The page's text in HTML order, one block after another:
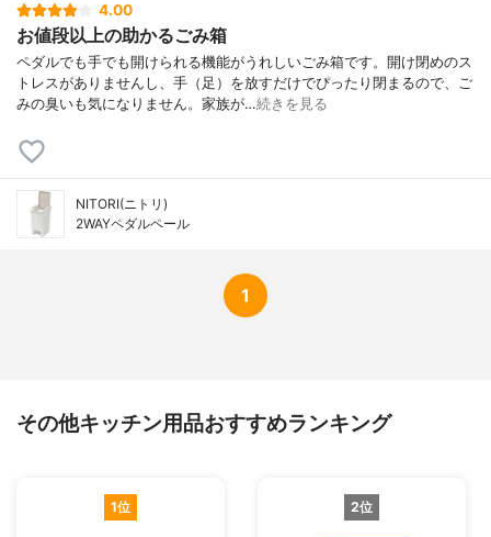
4.00
お値段以上の助かるごみ箱
ペダルでも手でも開けられる機能がうれしいごみ箱です。開け閉めのス
トレスがありませんし、手（足）を放すだけでぴったり閉まるので、ご
みの臭いも気になりません。家族が…続きを見る
NITORI(ニトリ)
2WAYペダルペール
1
その他キッチン用品おすすめランキング
1位 2位